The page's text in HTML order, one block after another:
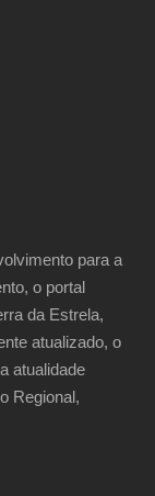
para a
o portal
da Estrela,
atualizado, o
atualidade
Regional,